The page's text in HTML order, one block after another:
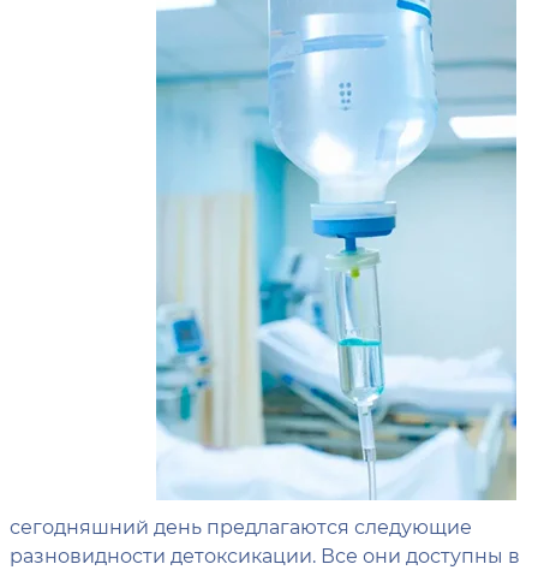
сегодняшний день предлагаются следующие
разновидности детоксикации. Все они доступны в